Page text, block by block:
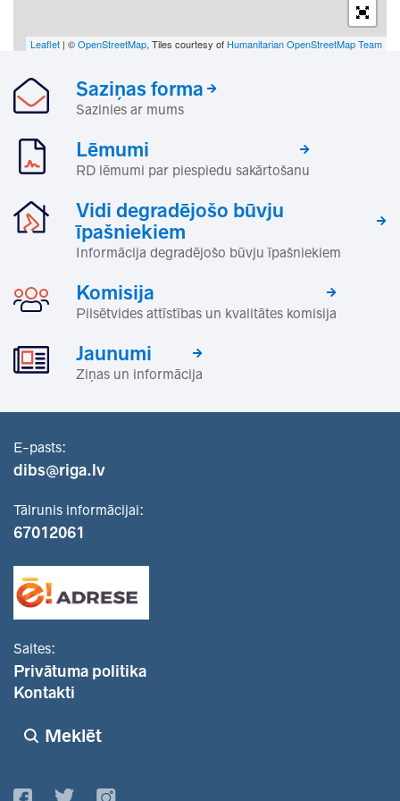
Leaflet | ©OpenStreetMap, Tiles courtesy of Humanitarian OpenStreetMap Team
Saziņas forma
Sazinies ar mums
Lēmumi
RD lēmumi par piespiedu sakārtošanu
Vidi degradējošo būvju
īpašniekiem
Informācija degradējošo būvju īpašniekiem
Komisija
Pilsētvides attīstības un kvalitātes komisija
Jaunumi
Ziņas un informācija
E-pasts:
dibs@riga.lv
Tālrunis informācijai:
67012061
Saites:
Privātuma politika
Kontakti
Meklēt